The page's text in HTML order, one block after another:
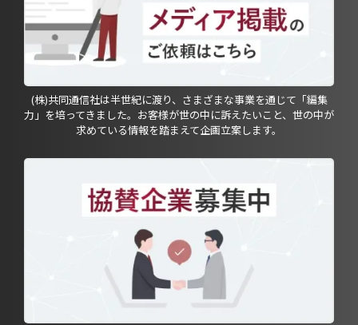
(株)共同通信社は半世紀に渡り、さまざまな事業を通じて「編集
力」を培ってきました。お客様が世の中に訴えたいこと、世の中が
求めている情報を踏まえて企画立案します。